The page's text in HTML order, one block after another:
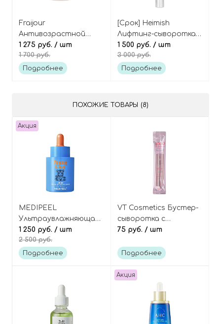
Fraijour
Антивозрастной
крем для лица с
красным женьшенем и
пептидами, Alchemic
1 275 руб. / шт
1 700 руб.
Подробнее
[Срок] Heimish
Лифтинг-сыворотка
для век с ретинолом,
Marine Care Retinol Eye
Serum
1 500 руб. / шт
3 000 руб.
Подробнее
ПОХОЖИЕ ТОВАРЫ (8)
Акция
MEDIPEEL
Ультраувлажняющая
сыворотка с ПДРН и
гиалуроновой
кислотой, Young Cica
1 250 руб. / шт
2 500 руб.
Подробнее
VT Cosmetics Бустер-
сыворотка с
коллагеном и
(спикулами) (в мини-
Shot 100 Mini
75 руб. / шт
Подробнее
Акция